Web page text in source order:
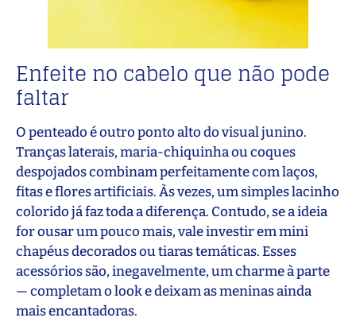
Enfeite no cabelo que não pode
faltar
O penteado é outro ponto alto do visual junino.
Tranças laterais, maria-chiquinha ou coques
despojados combinam perfeitamente com laços,
fitas e flores artificiais. Às vezes, um simples lacinho
colorido já faz toda a diferença. Contudo, se a ideia
for ousar um pouco mais, vale investir em mini
chapéus decorados ou tiaras temáticas. Esses
acessórios são, inegavelmente, um charme à parte
— completam o look e deixam as meninas ainda
mais encantadoras.